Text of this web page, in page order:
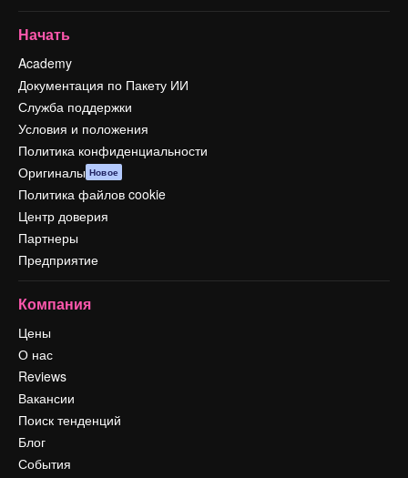
Начать
Academy
Документация по Пакету ИИ
Служба поддержки
Условия и положения
Политика конфиденциальности
Оригиналы Новое
Политика файлов cookie
Центр доверия
Партнеры
Предприятие
Компания
Цены
О нас
Reviews
Вакансии
Поиск тенденций
Блог
События